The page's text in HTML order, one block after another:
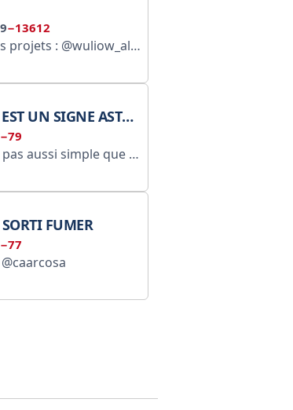
−13612
: max.ru/love_thxs Notre chat : @love_thxs_chat Tarifs publicitaires : @wm_price Évaluez vos photos : @love_thxs_photo Propriétaire : @pacif1ca Gestionnaires : @love_thxs_managers RCN : clck.ru/3GfusB
UN SIGNE ASTROLOGIQUE.
−79
aussi simple que ça...
SORTI FUMER
−77